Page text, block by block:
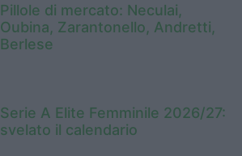
Pillole di mercato: Neculai,
Oubina, Zarantonello, Andretti,
Berlese
Serie A Elite Femminile 2026/27:
svelato il calendario